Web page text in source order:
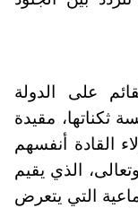
على الدولة
ثكناتها، مقيدة
القادة أنفسهم
الذي يقيم
التي يتعرض